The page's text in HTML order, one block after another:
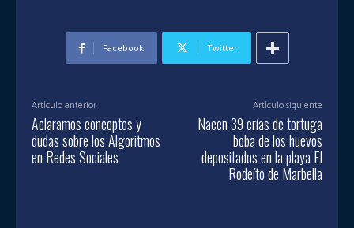
Facebook Twitter
Artículo anterior
Aclaramos conceptos y
dudas sobre los Algoritmos
en Redes Sociales
Artículo siguiente
Nacen 39 crías de tortuga
boba de los huevos
depositados en la playa El
Rodeíto de Marbella